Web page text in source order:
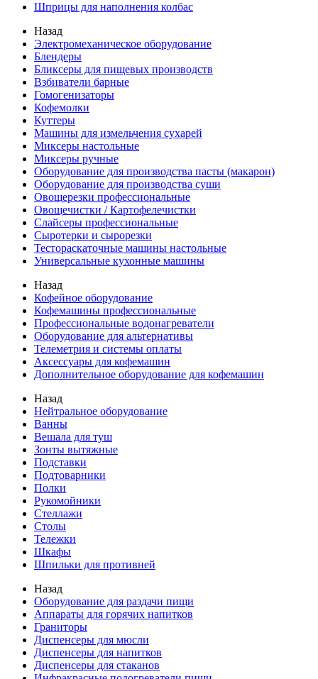
Шприцы для наполнения колбас
Назад
Электромеханическое оборудование
Блендеры
Бликсеры для пищевых производств
Взбиватели барные
Гомогенизаторы
Кофемолки
Куттеры
Машины для измельчения сухарей
Миксеры настольные
Миксеры ручные
Оборудование для производства пасты (макарон)
Оборудование для производства суши
Овощерезки профессиональные
Овощечистки / Картофелечистки
Слайсеры профессиональные
Сыротерки и сырорезки
Тестораскаточные машины настольные
Универсальные кухонные машины
Назад
Кофейное оборудование
Кофемашины профессиональные
Профессиональные водонагреватели
Оборудование для альтернативы
Телеметрия и системы оплаты
Аксессуары для кофемашин
Дополнительное оборудование для кофемашин
Назад
Нейтральное оборудование
Ванны
Вешала для туш
Зонты вытяжные
Подставки
Подтоварники
Полки
Рукомойники
Стеллажи
Столы
Тележки
Шкафы
Шпильки для противней
Назад
Оборудование для раздачи пищи
Аппараты для горячих напитков
Граниторы
Диспенсеры для мюсли
Диспенсеры для напитков
Диспенсеры для стаканов